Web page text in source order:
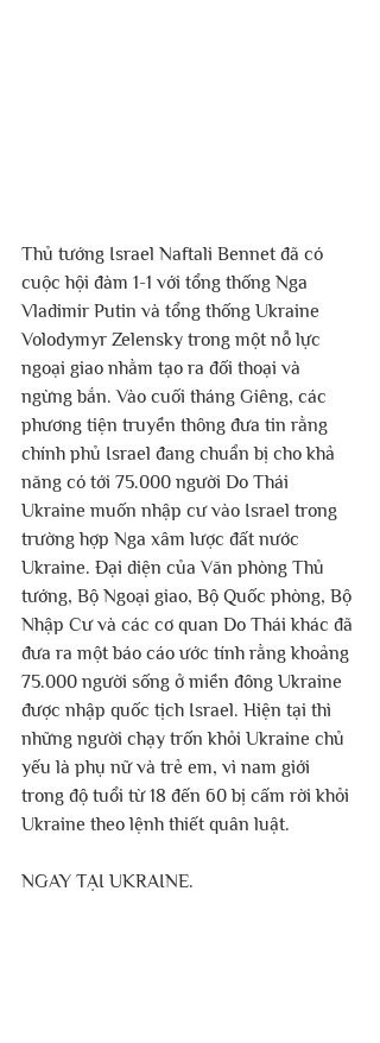
Thủ tướng Israel Naftali Bennet đã có
cuộc hội đàm 1-1 với tổng thống Nga
Vladimir Putin và tổng thống Ukraine
Volodymyr Zelensky trong một nỗ lực
ngoại giao nhằm tạo ra đối thoại và
ngừng bắn. Vào cuối tháng Giêng, các
phương tiện truyền thông đưa tin rằng
chính phủ Israel đang chuẩn bị cho khả
năng có tới 75.000 người Do Thái
Ukraine muốn nhập cư vào Israel trong
trường hợp Nga xâm lược đất nước
Ukraine. Đại diện của Văn phòng Thủ
tướng, Bộ Ngoại giao, Bộ Quốc phòng, Bộ
Nhập Cư và các cơ quan Do Thái khác đã
đưa ra một báo cáo ước tính rằng khoảng
75.000 người sống ở miền đông Ukraine
được nhập quốc tịch Israel. Hiện tại thì
những người chạy trốn khỏi Ukraine chủ
yếu là phụ nữ và trẻ em, vì nam giới
trong độ tuổi từ 18 đến 60 bị cấm rời khỏi
Ukraine theo lệnh thiết quân luật.
NGAY TẠI UKRAINE.